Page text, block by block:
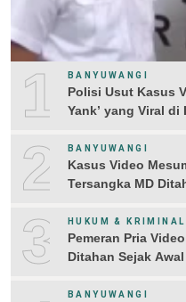
1 BANYUWANGI
Polisi Usut Kasus
Yank’ yang Viral di
2 BANYUWANGI
Kasus Video
Tersangka MD
3 HUKUM & KRIMINAL
Pemeran Pria
Ditahan Sejak
BANYUWANGI